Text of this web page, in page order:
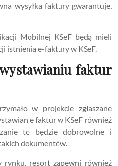
wysyłka faktury gwarantuje,
Mobilnej KSeF będą mieli
istnienia e-faktury w KSeF.
faktur
w projekcie zgłaszane
faktur w KSeF również
to będzie dobrowolne i
dokumentów.
resort zapewni również